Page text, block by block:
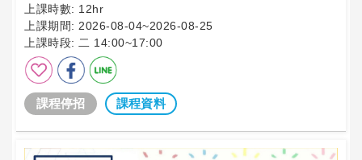
上課時數: 12hr
上課期間: 2026-08-04~2026-08-25
上課時段: 二 14:00~17:00
課程停招 課程資料